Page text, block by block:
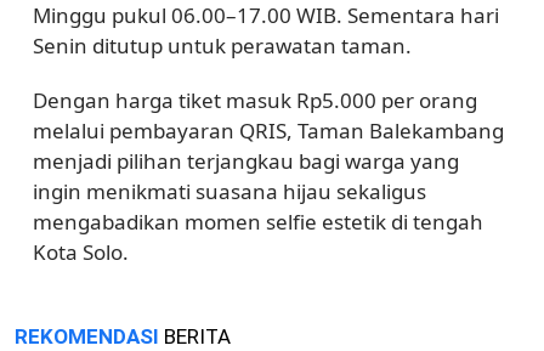
Minggu pukul 06.00–17.00 WIB. Sementara hari
Senin ditutup untuk perawatan taman.
Dengan harga tiket masuk Rp5.000 per orang
melalui pembayaran QRIS, Taman Balekambang
menjadi pilihan terjangkau bagi warga yang
ingin menikmati suasana hijau sekaligus
mengabadikan momen selfie estetik di tengah
Kota Solo.
REKOMENDASI BERITA